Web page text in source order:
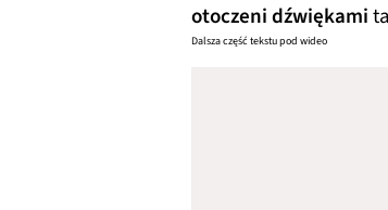
otoczeni dźwiękami
Dalsza część tekstu pod wideo